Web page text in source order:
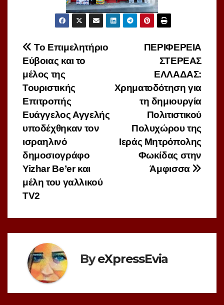
Πλοήγηση
άρθρων
ΠΕΡΙΦΕΡΕΙΑ
ΣΤΕΡΕΑΣ
ΕΛΛΑΔΑΣ:
Χρηματοδότηση για
τη δημιουργία
Πολιτιστικού
Πολυχώρου της
Ιεράς Μητρόπολης
Φωκίδας στην
Άμφισσα
Το Επιμελητήριο
Εύβοιας και το
μέλος της
Τουριστικής
Επιτροπής
Ευάγγελος Αγγελής
υποδέχθηκαν τον
ισραηλινό
δημοσιογράφο
Yizhar Be’er και
μέλη του γαλλικού
TV2
ByeXpressEvia